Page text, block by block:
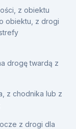
z obiektu
obiektu, z drogi
drogę twardą z
z chodnika lub z
z drogi dla